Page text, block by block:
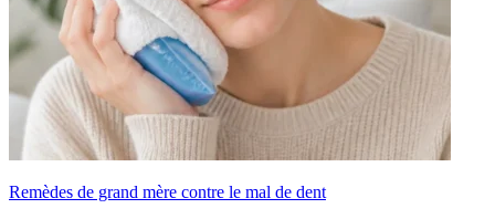
Remèdes de grand mère contre le mal de dent